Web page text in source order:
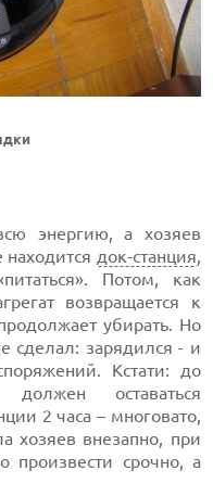
энергию, а хозяев
док-станция,
Потом, как
возвращается к
убирать. Но
сделал: зарядился - и
Кстати: до
оставаться
2 часа – многовато,
хозяев внезапно, при
произвести срочно, а